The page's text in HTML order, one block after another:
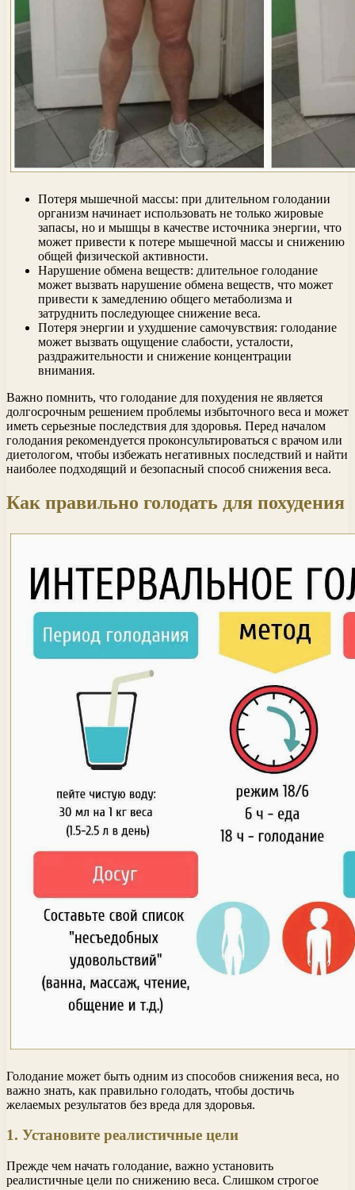
Потеря мышечной массы: при длительном голодании
организм начинает использовать не только жировые
запасы, но и мышцы в качестве источника энергии, что
может привести к потере мышечной массы и снижению
общей физической активности.
Нарушение обмена веществ: длительное голодание
может вызвать нарушение обмена веществ, что может
привести к замедлению общего метаболизма и
затруднить последующее снижение веса.
Потеря энергии и ухудшение самочувствия: голодание
может вызвать ощущение слабости, усталости,
раздражительности и снижение концентрации
внимания.
Важно помнить, что голодание для похудения не является
долгосрочным решением проблемы избыточного веса и может
иметь серьезные последствия для здоровья. Перед началом
голодания рекомендуется проконсультироваться с врачом или
диетологом, чтобы избежать негативных последствий и найти
наиболее подходящий и безопасный способ снижения веса.
Как правильно голодать для похудения
Голодание может быть одним из способов снижения веса, но
важно знать, как правильно голодать, чтобы достичь
желаемых результатов без вреда для здоровья.
1. Установите реалистичные цели
Прежде чем начать голодание, важно установить
реалистичные цели по снижению веса. Слишком строгое